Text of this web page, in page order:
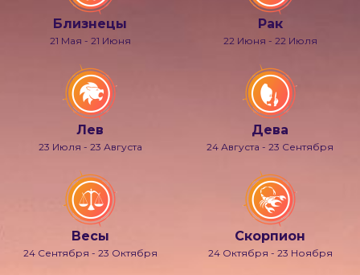
Близнецы
21 Мая - 21 Июня
Рак
22 Июня - 22 Июля
Лев
23 Июля - 23 Августа
Дева
24 Августа - 23 Сентября
Весы
24 Сентября - 23 Октября
Скорпион
24 Октября - 23 Ноября